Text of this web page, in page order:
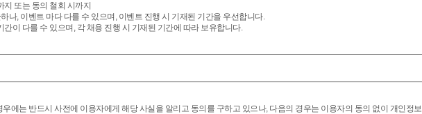
지 또는 동의 철회 시까지
나, 이벤트 마다 다를 수 있으며, 이벤트 진행 시 기재된 기간을 우선합니다.
간이 다를 수 있으며, 각 채용 진행 시 기재된 기간에 따라 보유합니다.
에는 반드시 사전에 이용자에게 해당 사실을 알리고 동의를 구하고 있으나, 다음의 경우는 이용자의 동의 없이 개인정보